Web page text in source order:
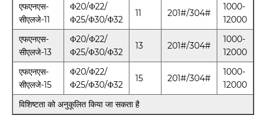
एफएनएस-
सीएलजे-11
Φ20/Φ22/
Φ25/Φ30/Φ32
11 201#/304#
1000-
12000
एफएनएस-
सीएलजे-13
Φ20/Φ22/
Φ25/Φ30/Φ32
13 201#/304#
1000-
12000
एफएनएस-
सीएलजे-15
Φ20/Φ22/
Φ25/Φ30/Φ32
15 201#/304#
1000-
12000
विशिष्टता को अनुकूलित किया जा सकता है